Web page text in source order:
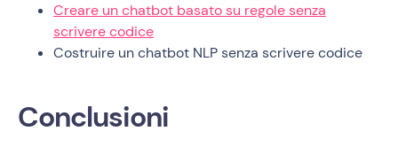
Creare un chatbot basato su regole senza
scrivere codice
Costruire un chatbot NLP senza scrivere codice
Conclusioni